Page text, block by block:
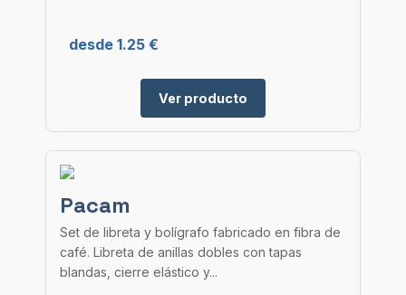
desde 1.25 €
Ver producto
Pacam
Set de libreta y bolígrafo fabricado en fibra de
café. Libreta de anillas dobles con tapas
blandas, cierre elástico y...